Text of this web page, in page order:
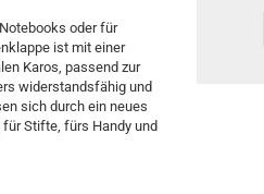
oder für
ist mit einer
Karos, passend zur
widerstandsfähig und
sich durch ein neues
Stifte, fürs Handy und